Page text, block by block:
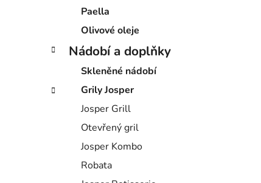
Paella
Olivové oleje
Nádobí a doplňky
Skleněné nádobí
Grily Josper
Josper Grill
Otevřený gril
Josper Kombo
Robata